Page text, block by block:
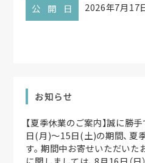
公開日 2026年7月17
お知らせ
【夏季休業のご案内】誠に勝
日(月)～15日(土)の期間、夏
す。期間中お寄せいただいた